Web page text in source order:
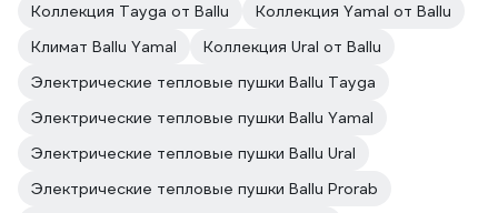
Коллекция Tayga от Ballu
Коллекция Yamal от Ballu
Климат Ballu Yamal
Коллекция Ural от Ballu
Электрические тепловые пушки Ballu Tayga
Электрические тепловые пушки Ballu Yamal
Электрические тепловые пушки Ballu Ural
Электрические тепловые пушки Ballu Prorab